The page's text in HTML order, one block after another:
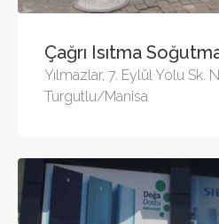
Çağrı Isıtma
Yılmazlar, 7. Eylül Yolu Sk.
Turgutlu/Manisa